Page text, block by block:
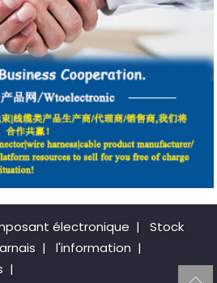
électronique |
Stock
| l'information |
|